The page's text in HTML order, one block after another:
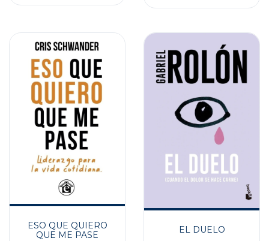
ESO QUE QUIERO
QUE ME PASE
EL DUELO